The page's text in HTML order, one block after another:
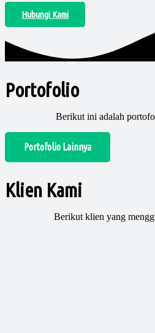
Hubungi Kami
Portofolio
Berikut ini adalah
Portofolio Lainnya
Klien Kami
Berikut klien yang